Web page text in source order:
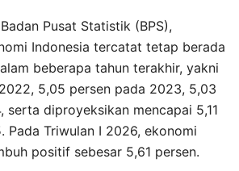
Pusat Statistik (BPS),
Indonesia tercatat tetap berada
beberapa tahun terakhir, yakni
5,05 persen pada 2023, 5,03
serta diproyeksikan mencapai 5,11
Pada Triwulan I 2026, ekonomi
positif sebesar 5,61 persen.